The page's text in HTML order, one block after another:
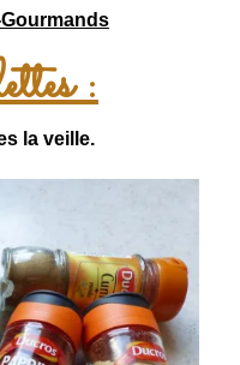
:
la veille.